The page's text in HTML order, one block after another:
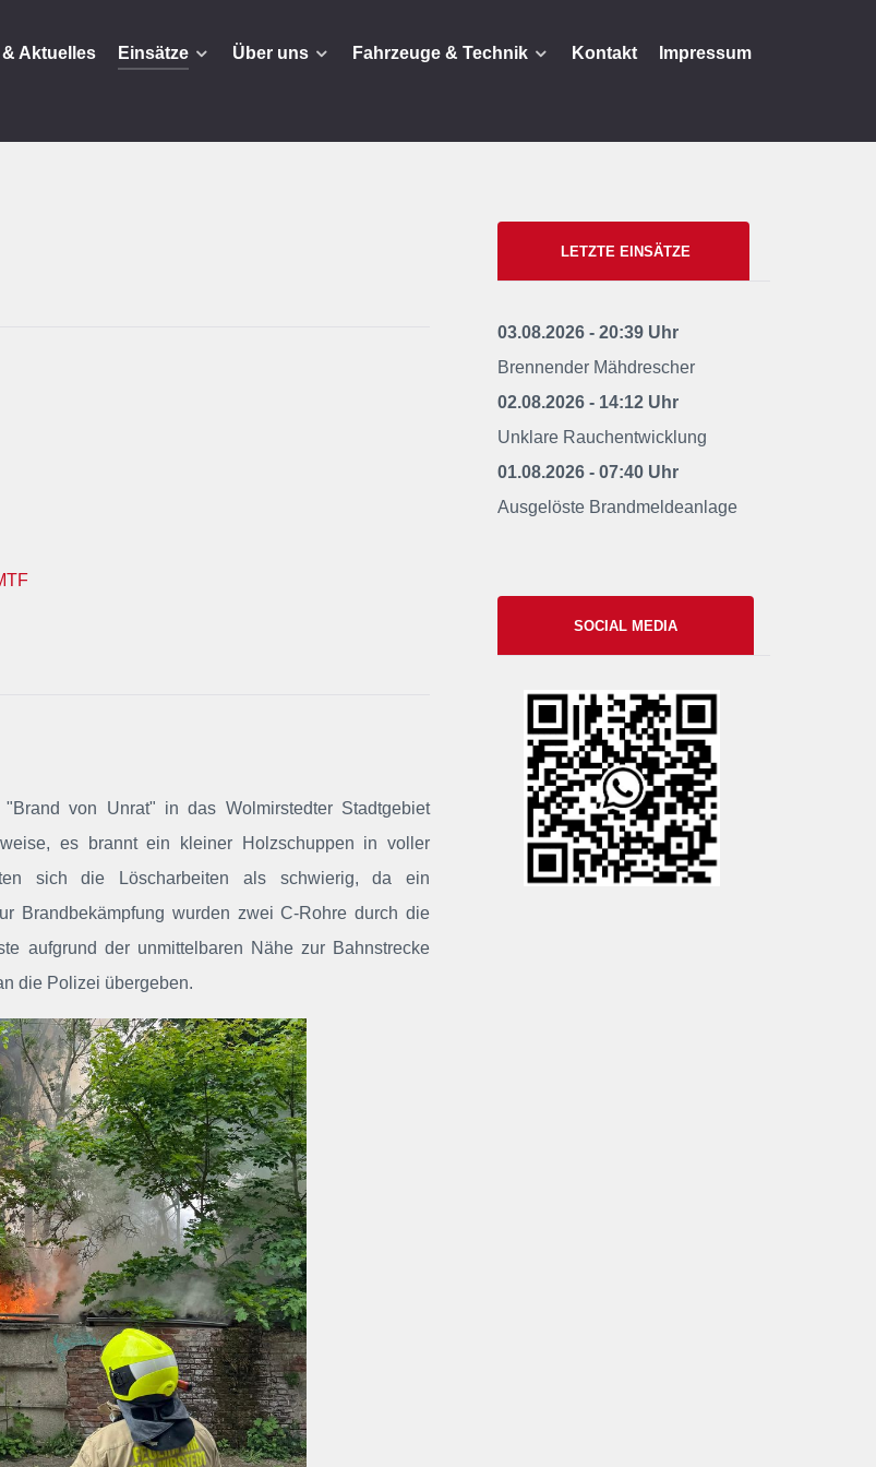
& Aktuelles Einsätze Über uns Fahrzeuge & Technik Kontakt Impressum
von Unrat" in das Wolmirstedter Stadtgebiet
es brannt ein kleiner Holzschuppen in voller
sich die Löscharbeiten als schwierig, da ein
Brandbekämpfung wurden zwei C-Rohre durch die
aufgrund der unmittelbaren Nähe zur Bahnstrecke
die Polizei übergeben.
LETZTE EINSÄTZE
03.08.2026 - 20:39 Uhr
Brennender Mähdrescher
02.08.2026 - 14:12 Uhr
Unklare Rauchentwicklung
01.08.2026 - 07:40 Uhr
Ausgelöste Brandmeldeanlage
SOCIAL MEDIA